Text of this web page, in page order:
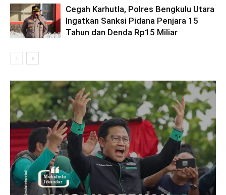
Cegah Karhutla, Polres Bengkulu Utara
Ingatkan Sanksi Pidana Penjara 15
Tahun dan Denda Rp15 Miliar